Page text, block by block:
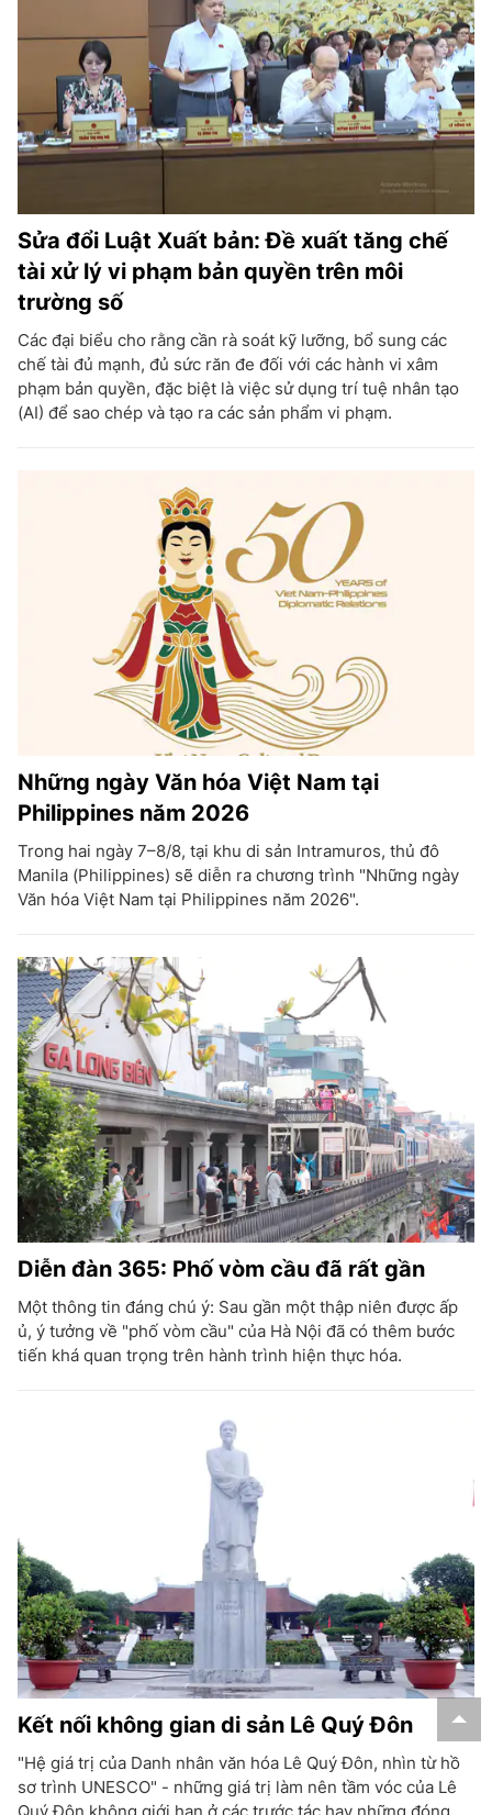
Sửa đổi Luật Xuất bản: Đề xuất tăng chế
tài xử lý vi phạm bản quyền trên môi
trường số
Các đại biểu cho rằng cần rà soát kỹ lưỡng, bổ sung các
chế tài đủ mạnh, đủ sức răn đe đối với các hành vi xâm
phạm bản quyền, đặc biệt là việc sử dụng trí tuệ nhân tạo
(AI) để sao chép và tạo ra các sản phẩm vi phạm.
Những ngày Văn hóa Việt Nam tại
Philippines năm 2026
Trong hai ngày 7–8/8, tại khu di sản Intramuros, thủ đô
Manila (Philippines) sẽ diễn ra chương trình "Những ngày
Văn hóa Việt Nam tại Philippines năm 2026".
Diễn đàn 365: Phố vòm cầu đã rất gần
Một thông tin đáng chú ý: Sau gần một thập niên được ấp
ủ, ý tưởng về "phố vòm cầu" của Hà Nội đã có thêm bước
tiến khá quan trọng trên hành trình hiện thực hóa.
Kết nối không gian di sản Lê Quý Đôn
"Hệ giá trị của Danh nhân văn hóa Lê Quý Đôn, nhìn từ hồ
sơ trình UNESCO" - những giá trị làm nên tầm vóc của Lê